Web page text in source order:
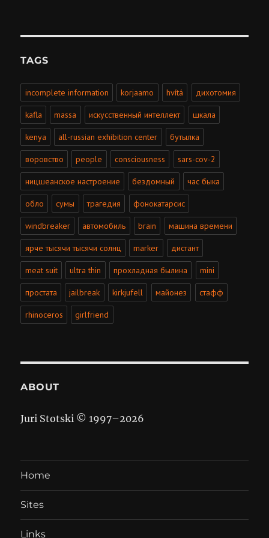
TAGS
incomplete information korjaamo hvítá дихотомия
kafla massa искусственный интеллект шкала
kenya all-russian exhibition center бутылка
воровство people consciousness sars-cov-2
ницшеанское настроение бездомный час быка
обло сумы трагедия фонокатарсис
windbreaker автомобиль brain машина времени
ярче тысячи тысячи солнц marker дистант
meat suit ultra thin прохладная былина mini
простата jailbreak kirkjufell майонез стафф
rhinoceros girlfriend
ABOUT
Juri Stotski © 1997–2026
Home
Sites
Links